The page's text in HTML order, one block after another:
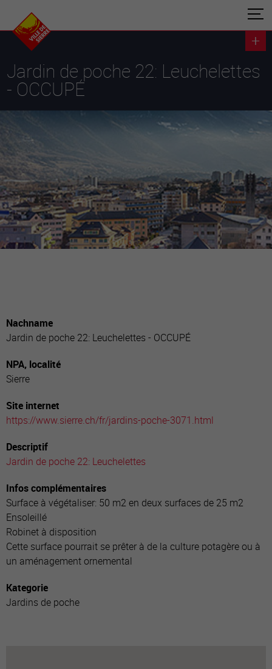
Jardin de poche 22: Leuchelettes
- OCCUPÉ
Nachname
Jardin de poche 22: Leuchelettes - OCCUPÉ
NPA, localité
Sierre
Site internet
https://www.sierre.ch/fr/jardins-poche-3071.html
Descriptif
Jardin de poche 22: Leuchelettes
Infos complémentaires
Surface à végétaliser: 50 m2 en deux surfaces de 25 m2
Ensoleillé
Robinet à disposition
Cette surface pourrait se prêter à de la culture potagère ou à
un aménagement ornemental
Kategorie
Jardins de poche